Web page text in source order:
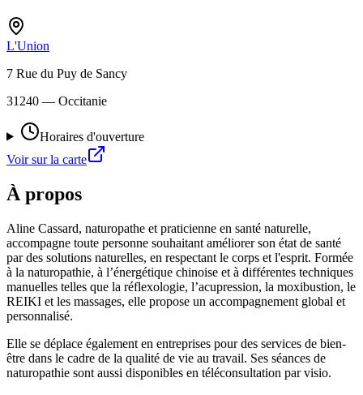
L'Union
7 Rue du Puy de Sancy
31240 — Occitanie
Horaires d'ouverture
Voir sur la carte
À propos
Aline Cassard, naturopathe et praticienne en santé naturelle,
accompagne toute personne souhaitant améliorer son état de santé
par des solutions naturelles, en respectant le corps et l'esprit. Formée
à la naturopathie, à l’énergétique chinoise et à différentes techniques
manuelles telles que la réflexologie, l’acupression, la moxibustion, le
REIKI et les massages, elle propose un accompagnement global et
personnalisé.
Elle se déplace également en entreprises pour des services de bien-
être dans le cadre de la qualité de vie au travail. Ses séances de
naturopathie sont aussi disponibles en téléconsultation par visio.